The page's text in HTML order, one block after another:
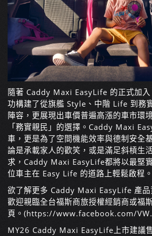
隨著 Caddy Maxi EasyLife 的正式加入
功構建了從旗艦 Style、中階 Life 到務
陣容，更展現出車價普遍高漲的車市環
「務實親民」的選擇。Caddy Maxi
車，更是為了空間機能效率與德制安全
論是承載家人的歡笑，或是滿足斜槓生
求，Caddy Maxi EasyLife都將以最堅
位車主在 Easy Life 的道路上輕鬆啟程。
欲了解更多 Caddy Maxi EasyLife 產品
歡迎親臨全台福斯商旅授權經銷商或福
頁。(https://www.facebook.com/
MY26 Caddy Maxi EasyLife上市建議